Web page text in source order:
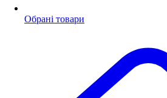
Обрані товари